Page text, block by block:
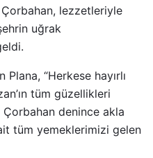
lezzetleriyle
uğrak
“Herkese hayırlı
tüm güzellikleri
denince akla
tüm yemeklerimizi gelen